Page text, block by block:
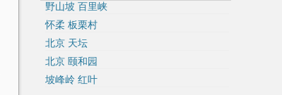
野山坡 百里峡
怀柔 板栗村
北京 天坛
北京 颐和园
坡峰岭 红叶